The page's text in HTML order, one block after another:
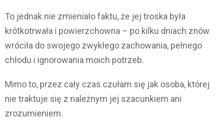
To jednak nie zmieniało faktu, że jej troska była
krótkotrwała i powierzchowna – po kilku dniach znów
wróciła do swojego zwykłego zachowania, pełnego
chłodu i ignorowania moich potrzeb.
Mimo to, przez cały czas czułam się jak osoba, której
nie traktuje się z należnym jej szacunkiem ani
zrozumieniem.